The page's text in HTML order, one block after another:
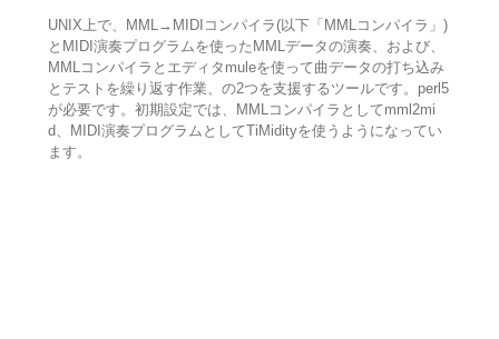
UNIX上で、MML→MIDIコンパイラ(以下「MMLコンパイラ」)
とMIDI演奏プログラムを使ったMMLデータの演奏、および、
MMLコンパイラとエディタmuleを使って曲データの打ち込み
とテストを繰り返す作業、の2つを支援するツールです。perl5
が必要です。初期設定では、MMLコンパイラとしてmml2mi
d、MIDI演奏プログラムとしてTiMidityを使うようになってい
ます。